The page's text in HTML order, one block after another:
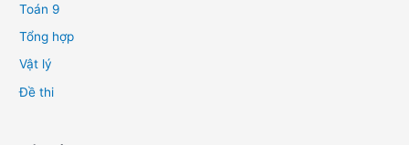
Toán 9
Tổng hợp
Vật lý
Đề thi